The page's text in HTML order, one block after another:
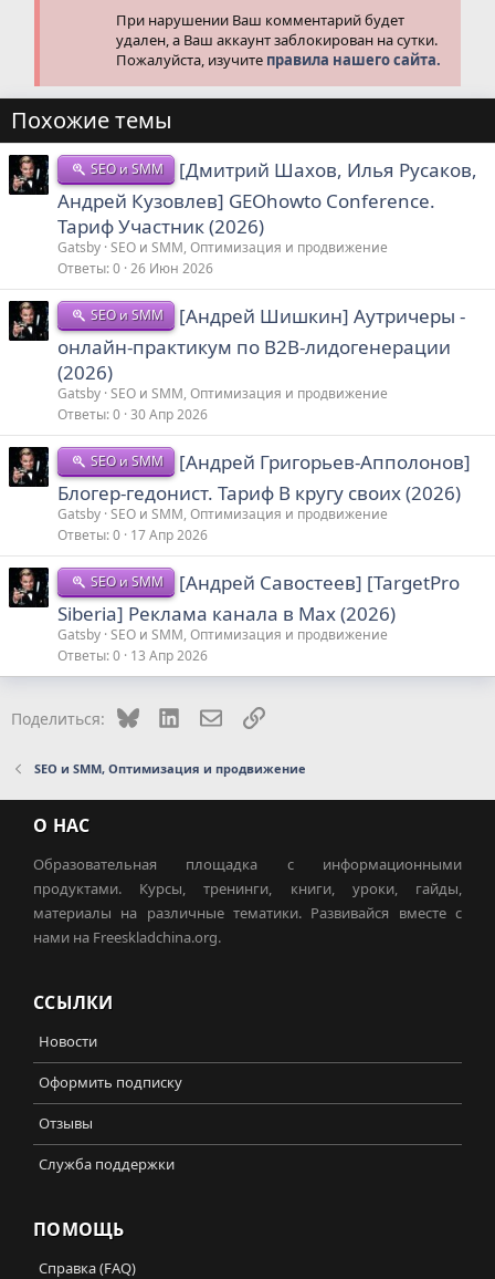
При нарушении Ваш комментарий будет
удален, а Ваш аккаунт заблокирован на сутки.
Пожалуйста, изучите правила нашего сайта.
Похожие темы
SEO и SMM
[Дмитрий Шахов, Илья Русаков,
Андрей Кузовлев] GEOhowto Conference.
Тариф Участник (2026)
Gatsby SEO и SMM, Оптимизация и продвижение
Ответы 0 26 Июн 2026
SEO и SMM
[Андрей Шишкин] Аутричеры -
онлайн-практикум по B2B-лидогенерации
(2026)
Gatsby SEO и SMM, Оптимизация и продвижение
Ответы 0 30 Апр 2026
SEO и SMM
[Андрей Григорьев-Апполонов]
Блогер-гедонист. Тариф В кругу своих (2026)
Gatsby SEO и SMM, Оптимизация и продвижение
Ответы 0 17 Апр 2026
SEO и SMM
[Андрей Савостеев] [TargetPro
Siberia] Реклама канала в Max (2026)
Gatsby SEO и SMM, Оптимизация и продвижение
Ответы 0 13 Апр 2026
Поделиться: Bluesky LinkedInЭлектронная почта
Ссылка
SEO и SMM, Оптимизация и продвижение
О НАС
Образовательная площадка с информационными
продуктами. Курсы, тренинги, книги, уроки, гайды,
материалы на различные тематики. Развивайся вместе с
нами на Freeskladchina.org.
ССЫЛКИ
Новости
Оформить подписку
Отзывы
Служба поддержки
ПОМОЩЬ
Справка (FAQ)